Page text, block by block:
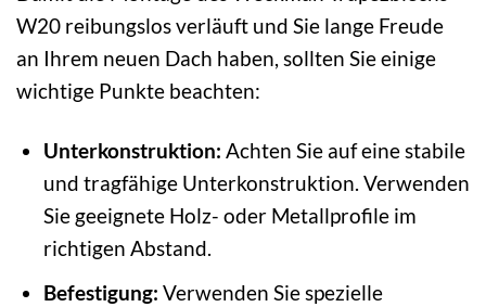
W20 reibungslos verläuft und Sie lange Freude
an Ihrem neuen Dach haben, sollten Sie einige
wichtige Punkte beachten:
Unterkonstruktion: Achten Sie auf eine stabile
und tragfähige Unterkonstruktion. Verwenden
Sie geeignete Holz- oder Metallprofile im
richtigen Abstand.
Befestigung: Verwenden Sie spezielle